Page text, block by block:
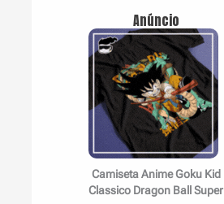
Anúncio
Camiseta Anime Goku Kid
Classico Dragon Ball Super